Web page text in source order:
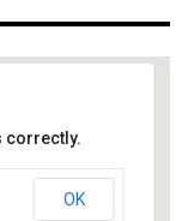
correctly.
OK